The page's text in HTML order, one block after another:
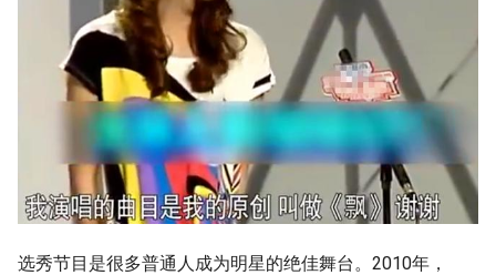
选秀节目是很多普通人成为明星的绝佳舞台。2010年，